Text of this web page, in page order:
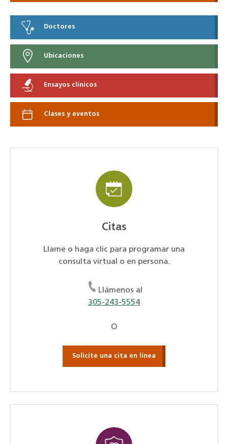
Doctores
Ubicaciones
Ensayos clínicos
Clases y eventos
Citas
Llame o haga clic para programar una
consulta virtual o en persona.
Llámenos al
305-243-5554
O
Solicite una cita en línea